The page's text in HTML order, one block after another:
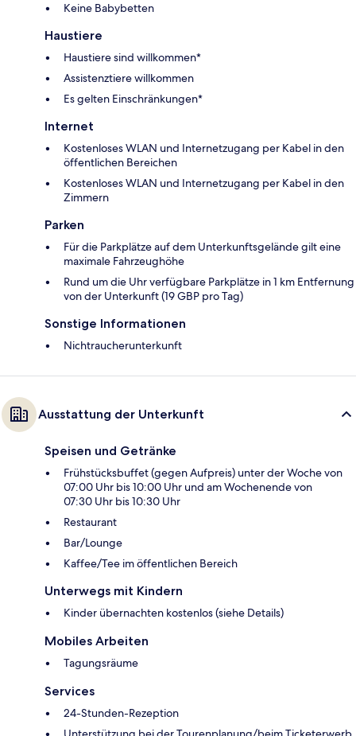
Keine Babybetten
Haustiere
Haustiere sind willkommen*
Assistenztiere willkommen
Es gelten Einschränkungen*
Internet
Kostenloses WLAN und Internetzugang per Kabel in den
öffentlichen Bereichen
Kostenloses WLAN und Internetzugang per Kabel in den
Zimmern
Parken
Für die Parkplätze auf dem Unterkunftsgelände gilt eine
maximale Fahrzeughöhe
Rund um die Uhr verfügbare Parkplätze in 1 km Entfernung
von der Unterkunft (19 GBP pro Tag)
Sonstige Informationen
Nichtraucherunterkunft
Ausstattung der Unterkunft
Speisen und Getränke
Frühstücksbuffet (gegen Aufpreis) unter der Woche von
07:00 Uhr bis 10:00 Uhr und am Wochenende von
07:30 Uhr bis 10:30 Uhr
Restaurant
Bar/Lounge
Kaffee/Tee im öffentlichen Bereich
Unterwegs mit Kindern
Kinder übernachten kostenlos (siehe Details)
Mobiles Arbeiten
Tagungsräume
Services
24-Stunden-Rezeption